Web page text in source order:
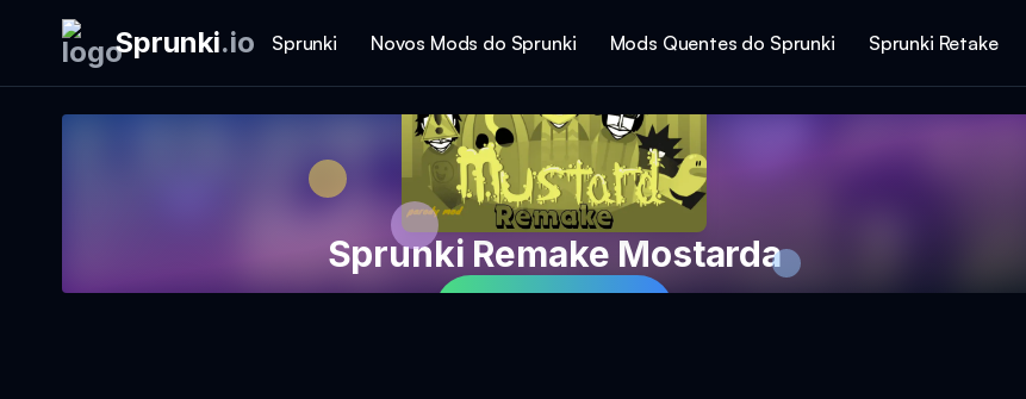
Sprunki.io Sprunki Novos Mods do Sprunki Mods Quentes do Sprunki Sprunki Retake
Sprunki Remake Mostarda